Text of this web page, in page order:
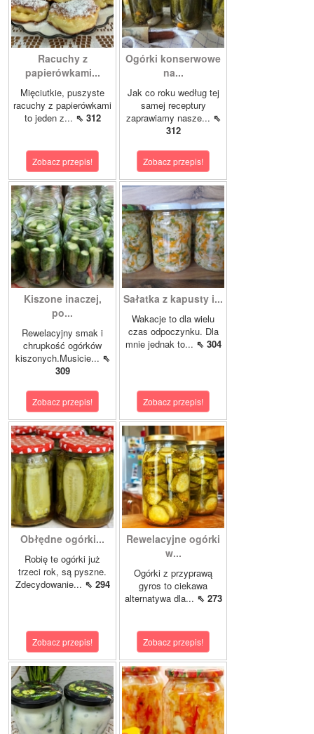
Racuchy z
papierówkami...
Mięciutkie, puszyste
racuchy z papierówkami
to jeden z... ⇖ 312
Zobacz przepis!
Ogórki konserwowe
na...
Jak co roku według tej
samej receptury
zaprawiamy nasze... ⇖
312
Zobacz przepis!
Kiszone inaczej,
po...
Rewelacyjny smak i
chrupkość ogórków
kiszonych.Musicie... ⇖
309
Zobacz przepis!
Sałatka z kapusty i...
Wakacje to dla wielu
czas odpoczynku. Dla
mnie jednak to... ⇖ 304
Zobacz przepis!
Obłędne ogórki...
Robię te ogórki już
trzeci rok, są pyszne.
Zdecydowanie... ⇖ 294
Zobacz przepis!
Rewelacyjne ogórki
w...
Ogórki z przyprawą
gyros to ciekawa
alternatywa dla... ⇖ 273
Zobacz przepis!